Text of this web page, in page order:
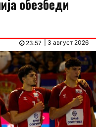
обезбеди
| 3 август 2026
23:57